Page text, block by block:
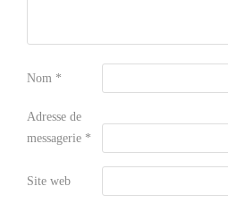
Nom *
Adresse de
messagerie *
Site web